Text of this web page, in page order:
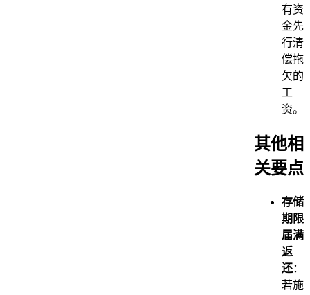
有资
金先
行清
偿拖
欠的
工
资。
其他相
关要点
存储
期限
届满
返
还：
若施